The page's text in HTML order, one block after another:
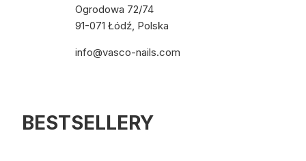
Ogrodowa 72/74
91-071 Łódź, Polska
info@vasco-nails.com
BESTSELLERY